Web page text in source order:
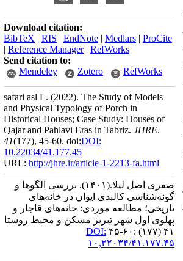
Download citation:
BibTeX | RIS | EndNote | Medlars | ProCite
| Reference Manager| RefWorks
Send citation to:
Mendeley
Zotero RefWorks
safari asl L. (2022). The Study of Models
and Physical Typology of Porch in
Historical Houses; Case Study: Houses of
Qajar and Pahlavi Eras in Tabriz. JHRE.
41(177), 45-60. doi:DOI:
10.22034/41.177.45
URL: http://jhre.ir/article-1-2213-fa.html
صفری اصل لیلا.(۱۴۰۱).
بررسی الگوها و
گونه‌شناسی کالبدی ایوان در خانه‌های
تاریخی؛ مطالعه موردی: خانه‌های قاجار و
پهلوی‌ اول شهر تبریز مسکن و محیط روستا
۴۱ (۱۷۷) :۶۰-۴۵
DOI:
۱۰,۲۲۰۳۴/۴۱.۱۷۷.۴۵